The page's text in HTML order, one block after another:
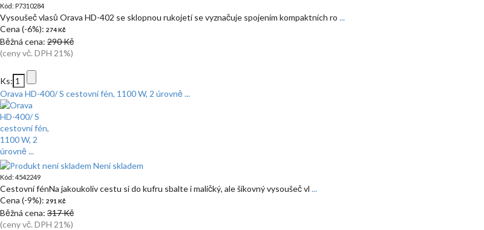
Kód: P7310284
Vysoušeč vlasů Orava HD-402 se sklopnou rukojetí se vyznačuje spojením kompaktních ro ...
Cena (-6%): 274 Kč
Běžná cena: 290 Kč
(ceny vč. DPH 21%)
Ks:
Orava HD-400/ S cestovní fén, 1100 W, 2 úrovně ...
Není skladem
Kód: 4542249
Cestovní fénNa jakoukoliv cestu si do kufru sbalte i maličký, ale šikovný vysoušeč vl ...
Cena (-9%): 291 Kč
Běžná cena: 317 Kč
(ceny vč. DPH 21%)